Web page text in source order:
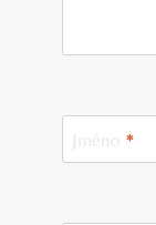
Jméno *